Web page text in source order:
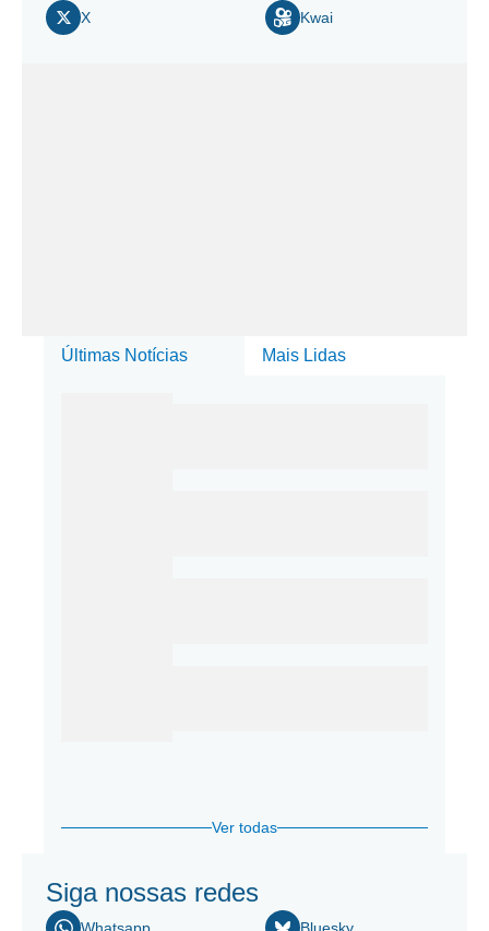
X
Kwai
Últimas Notícias Mais Lidas
Ver todas
Siga nossas redes